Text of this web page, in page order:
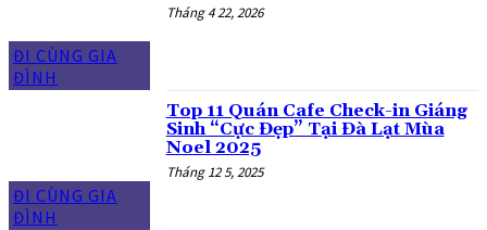
ĐI CÙNG GIA
ĐÌNH
Tháng 4 22, 2026
ĐI CÙNG GIA
ĐÌNH
Top 11 Quán Cafe Check-in Giáng
Sinh “Cực Đẹp” Tại Đà Lạt Mùa
Noel 2025
Tháng 12 5, 2025